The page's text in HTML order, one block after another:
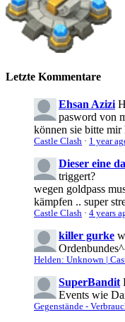
Letzte Kommentare
Ehsan Azizi
pasword von
können sie bitte mir
Castle Clash · 1 year
Dieser eine da
triggert?
wegen goldpass
kämpfen .. super
Castle Clash · 4 years
killer gurke
Helden: Unknown |
SuperBandit
Events wie
Gegenstände -